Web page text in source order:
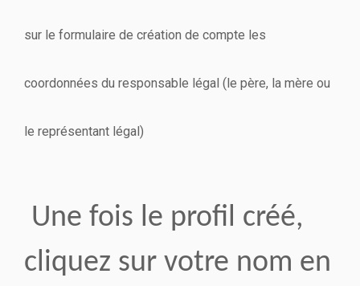
sur le formulaire de création de compte les
coordonnées du responsable légal (le père, la mère ou
le représentant légal)
Une fois le profil créé,
cliquez sur votre nom en